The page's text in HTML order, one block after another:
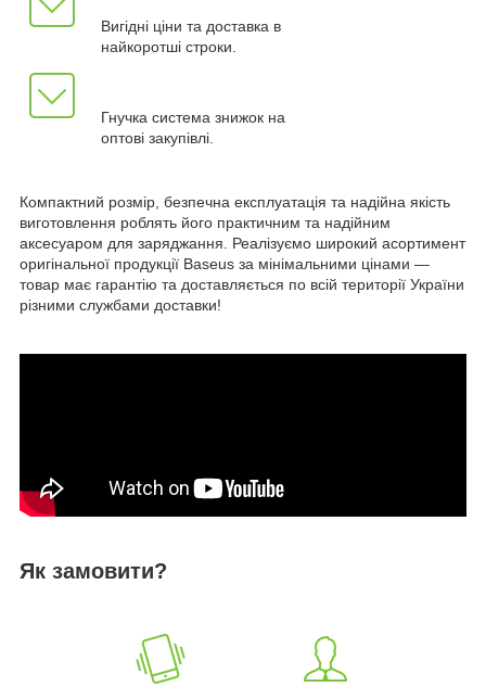
Вигідні ціни та доставка в
найкоротші строки.
Гнучка система знижок на
оптові закупівлі.
Компактний розмір, безпечна експлуатація та надійна якість
виготовлення роблять його практичним та надійним
аксесуаром для заряджання. Реалізуємо широкий асортимент
оригінальної продукції Baseus за мінімальними цінами —
товар має гарантію та доставляється по всій території України
різними службами доставки!
Як замовити?